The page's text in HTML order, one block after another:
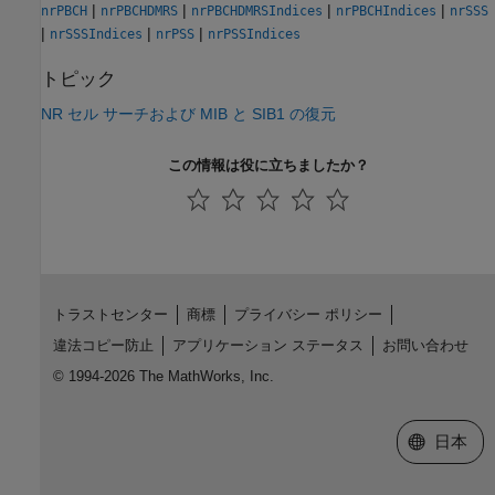
nrPBCH | nrPBCHDMRS | nrPBCHDMRSIndices | nrPBCHIndices | nrSSS
| nrSSSIndices | nrPSS | nrPSSIndices
トピック
NR セル サーチおよび MIB と SIB1 の復元
この情報は役に立ちましたか？
トラストセンター 商標
プライバシー ポリシー
違法コピー防止
アプリケーション ステータス
お問い合わせ
© 1994-2026 The MathWorks, Inc.
Web サイ
日本